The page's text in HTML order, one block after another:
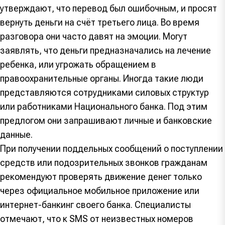
утверждают, что перевод был ошибочным, и просят
вернуть деньги на счёт третьего лица. Во время
разговора они часто давят на эмоции. Могут
заявлять, что деньги предназначались на лечение
ребенка, или угрожать обращением в
правоохранительные органы. Иногда такие люди
представляются сотрудниками силовых структур
или работниками Национального банка. Под этим
предлогом они запрашивают личные и банковские
данные.
При получении поддельных сообщений о поступлении
средств или подозрительных звонков гражданам
рекомендуют проверять движение денег только
через официальное мобильное приложение или
интернет-банкинг своего банка. Специалисты
отмечают, что к SMS от неизвестных номеров